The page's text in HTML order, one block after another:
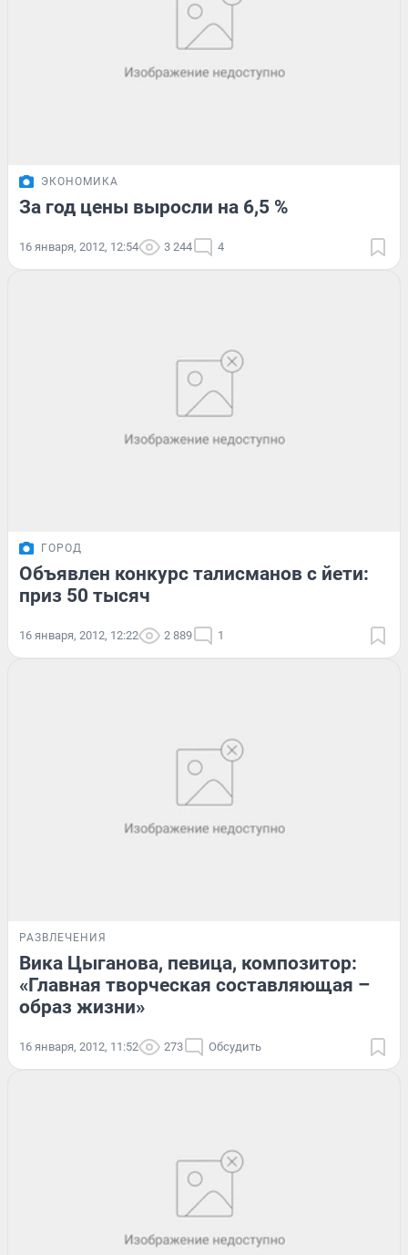
ЭКОНОМИКА
За год цены выросли на 6,5 %
16 января, 2012, 12:54 3 244 4
ГОРОД
Объявлен конкурс талисманов с йети:
приз 50 тысяч
16 января, 2012, 12:22 2 889 1
РАЗВЛЕЧЕНИЯ
Вика Цыганова, певица, композитор:
«Главная творческая составляющая –
образ жизни»
16 января, 2012, 11:52 273 Обсудить